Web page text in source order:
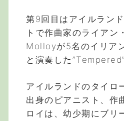
第9回目はアイルラン
トで作曲家のライアン
Molloyが5名のイリア
と演奏した
アイルランドのタイロ
出身のピアニスト、作
ロイは、幼少期にブリ